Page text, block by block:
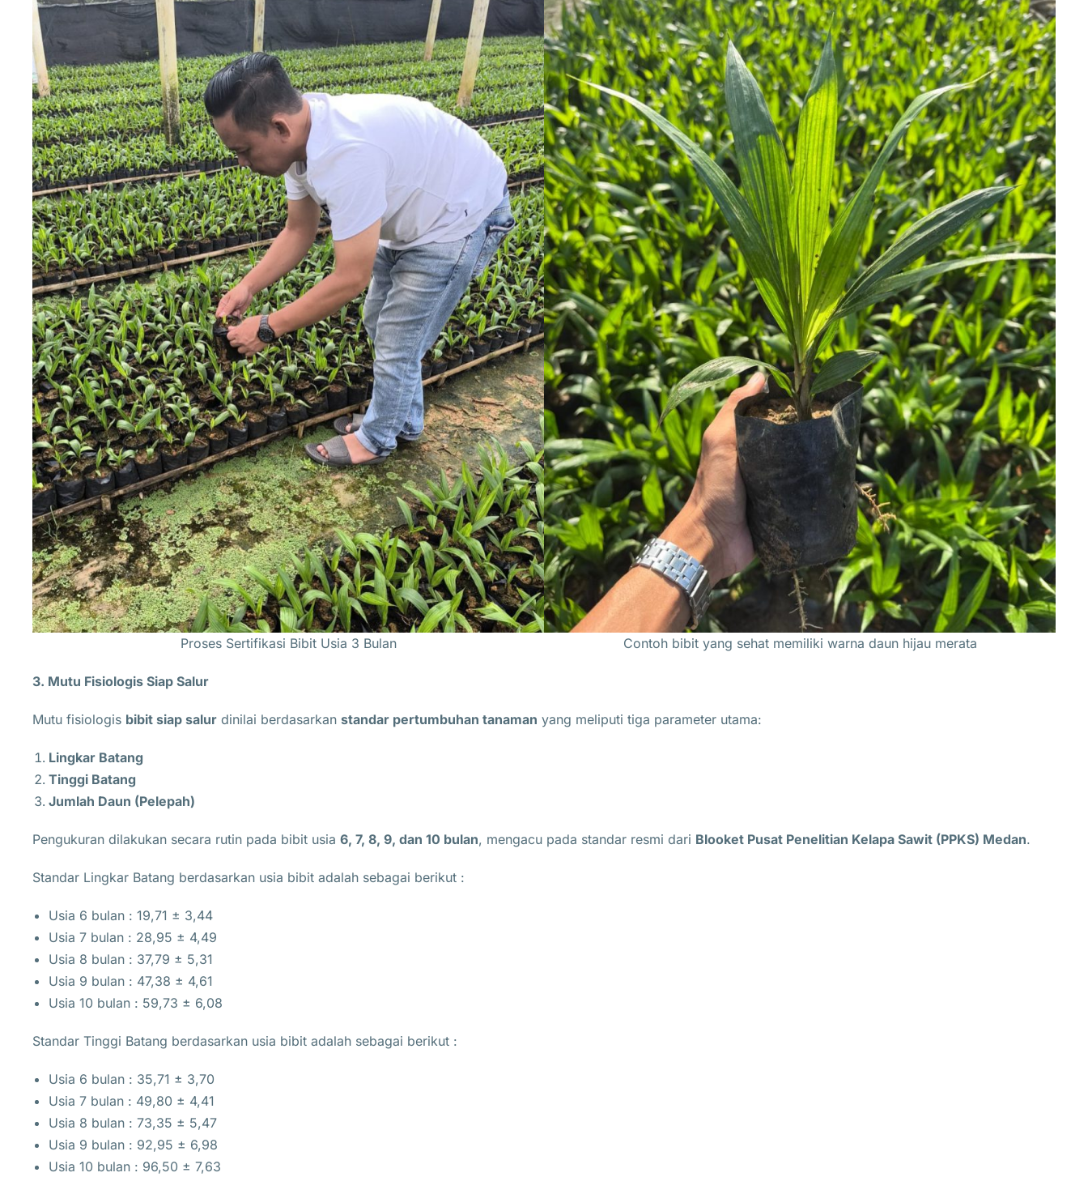
Proses Sertifikasi Bibit Usia 3 Bulan Contoh bibit yang sehat memiliki warna daun hijau merata
3. Mutu Fisiologis Siap Salur
Mutu fisiologis bibit siap salur dinilai berdasarkan standar pertumbuhan tanaman yang meliputi tiga parameter utama:
Lingkar Batang
Tinggi Batang
Jumlah Daun (Pelepah)
Pengukuran dilakukan secara rutin pada bibit usia 6, 7, 8, 9, dan 10 bulan, mengacu pada standar resmi dari Blooket Pusat Penelitian Kelapa Sawit (PPKS) Medan.
Standar Lingkar Batang berdasarkan usia bibit adalah sebagai berikut :
Usia 6 bulan : 19,71 ± 3,44
Usia 7 bulan : 28,95 ± 4,49
Usia 8 bulan : 37,79 ± 5,31
Usia 9 bulan : 47,38 ± 4,61
Usia 10 bulan : 59,73 ± 6,08
Standar Tinggi Batang berdasarkan usia bibit adalah sebagai berikut :
Usia 6 bulan : 35,71 ± 3,70
Usia 7 bulan : 49,80 ± 4,41
Usia 8 bulan : 73,35 ± 5,47
Usia 9 bulan : 92,95 ± 6,98
Usia 10 bulan : 96,50 ± 7,63